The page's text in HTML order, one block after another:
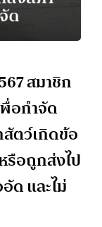
สมาชิก
อกำจัด
ตว์เกิดข้อ
รือถูกส่งไป
ด และไม่